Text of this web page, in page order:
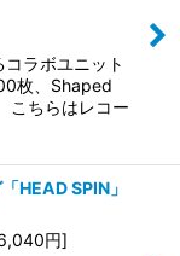
ラボユニット
枚、Shaped
こちらはレコー
HEAD SPIN」
円]